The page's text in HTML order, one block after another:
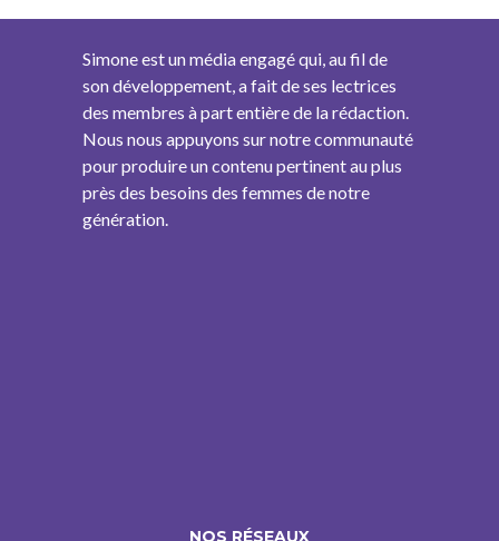
Simone est un média engagé qui, au fil de
son développement, a fait de ses lectrices
des membres à part entière de la rédaction.
Nous nous appuyons sur notre communauté
pour produire un contenu pertinent au plus
près des besoins des femmes de notre
génération.
NOS RÉSEAUX